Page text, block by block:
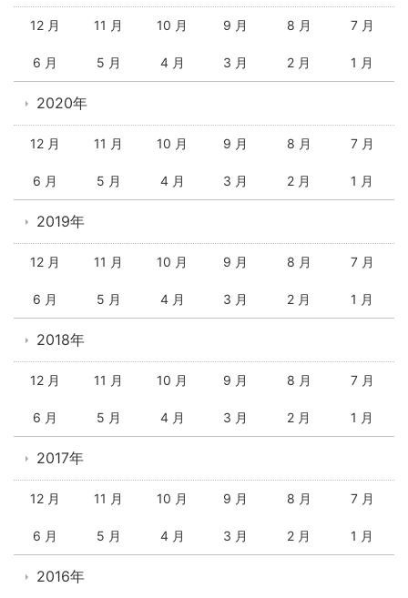
12 月 11 月 10 月 9 月 8 月 7 月
6 月 5 月 4 月 3 月 2 月 1 月
2020年
12 月 11 月 10 月 9 月 8 月 7 月
6 月 5 月 4 月 3 月 2 月 1 月
2019年
12 月 11 月 10 月 9 月 8 月 7 月
6 月 5 月 4 月 3 月 2 月 1 月
2018年
12 月 11 月 10 月 9 月 8 月 7 月
6 月 5 月 4 月 3 月 2 月 1 月
2017年
12 月 11 月 10 月 9 月 8 月 7 月
6 月 5 月 4 月 3 月 2 月 1 月
2016年